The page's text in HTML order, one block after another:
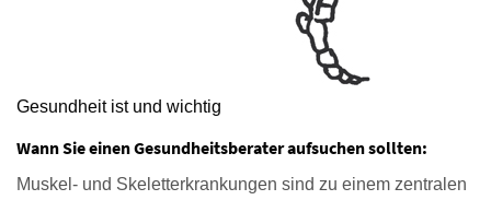
Gesundheit ist und wichtig
Wann Sie einen Gesundheitsberater aufsuchen sollten:
Muskel- und Skeletterkrankungen sind zu einem zentralen